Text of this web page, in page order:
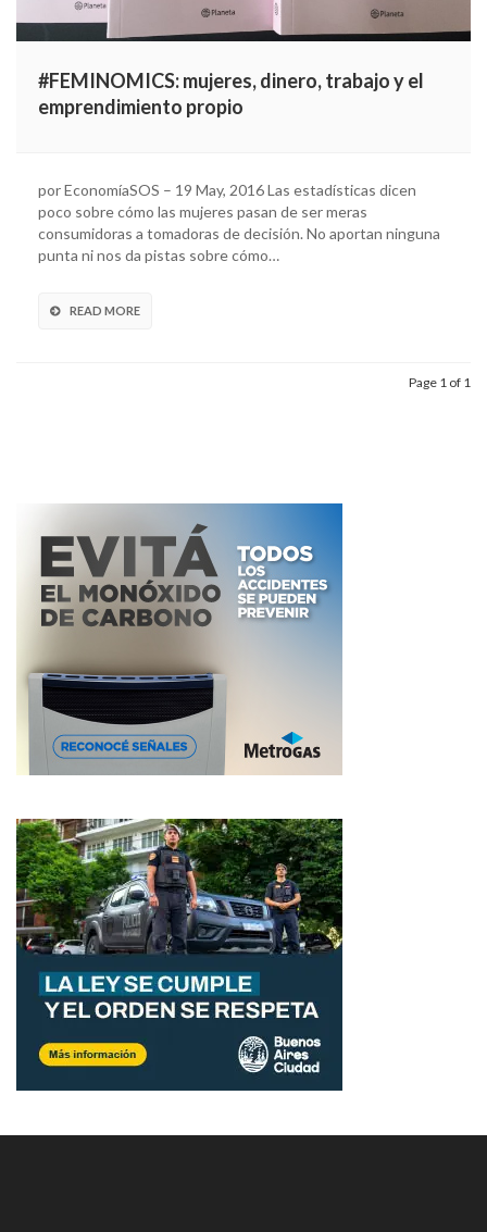
#FEMINOMICS: mujeres, dinero, trabajo y el
emprendimiento propio
por EconomíaSOS – 19 May, 2016 Las estadísticas dicen
poco sobre cómo las mujeres pasan de ser meras
consumidoras a tomadoras de decisión. No aportan ninguna
punta ni nos da pistas sobre cómo…
READ MORE
Page 1 of 1